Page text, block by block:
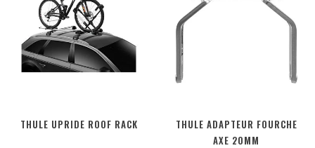
THULE UPRIDE ROOF RACK
THULE ADAPTEUR FOURCHE
AXE 20MM